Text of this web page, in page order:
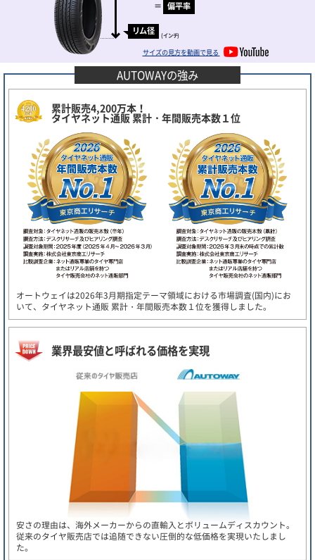
＝ 偏平率
リム径 (インチ)
サイズの見方を動画で見る
AUTOWAYの強み
累計販売4,200万本！
タイヤネット通販 累計・年間販売本数１位
オートウェイは2026年3月期指定テーマ領域における市場調査(国内)にお
いて、タイヤネット通販 累計・年間販売本数１位を獲得しました。
業界最安値と呼ばれる価格を実現
安さの理由は、海外メーカーからの直輸入とボリュームディスカウント。
従来のタイヤ販売店では追随できない圧倒的な低価格を実現いたしまし
た。